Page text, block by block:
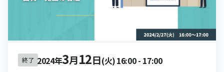
終了 2024年3月12日(火)16:00- 17:00